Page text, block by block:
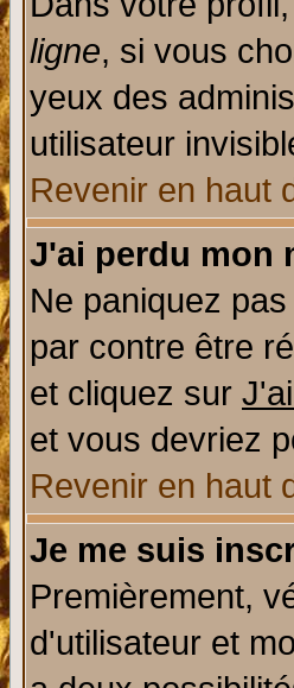
ligne, si vous
yeux des
utilisateur
Revenir en haut
J'ai perdu mon
Ne paniquez
par contre être
et cliquez sur
et vous devriez
Revenir en haut
Je me suis
Premièrement,
d'utilisateur et